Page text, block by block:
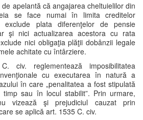
apelantă că angajarea cheltuielilor din
se face numai în limita creditelor
exclude plata diferenţelor de pensie
şi nici actualizarea acestora cu rata
nici obligaţia plăţii dobânzii legale
achitate cu întârziere.
civ. reglementează imposibilitatea
cu executarea în natură a
în care „penalitatea a fost stipulată
sau în locul stabilit”. Prin urmare,
vizează şi prejudiciul cauzat prin
se aplică art. 1535 C. civ.